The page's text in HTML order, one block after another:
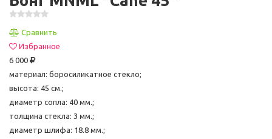
Сравнить
Избранное
6 000
материал: боросиликатное стекло;
высота: 45 см.;
диаметр сопла: 40 мм.;
толщина стекла: 3 мм.;
диаметр шлифа: 18.8 мм.;